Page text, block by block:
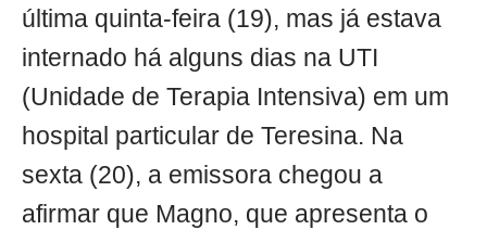
última quinta-feira (19), mas já estava
internado há alguns dias na UTI
(Unidade de Terapia Intensiva) em um
hospital particular de Teresina. Na
sexta (20), a emissora chegou a
afirmar que Magno, que apresenta o